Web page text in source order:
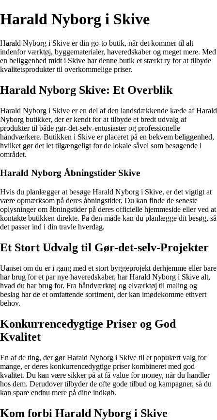
Harald Nyborg i Skive
Harald Nyborg i Skive er din go-to butik, når det kommer til alt
indenfor værktøj, byggematerialer, haveredskaber og meget mere. Med
en beliggenhed midt i Skive har denne butik et stærkt ry for at tilbyde
kvalitetsprodukter til overkommelige priser.
Harald Nyborg Skive: Et Overblik
Harald Nyborg i Skive er en del af den landsdækkende kæde af Harald
Nyborg butikker, der er kendt for at tilbyde et bredt udvalg af
produkter til både gør-det-selv-entusiaster og professionelle
håndværkere. Butikken i Skive er placeret på en bekvem beliggenhed,
hvilket gør det let tilgængeligt for de lokale såvel som besøgende i
området.
Harald Nyborg Åbningstider Skive
Hvis du planlægger at besøge Harald Nyborg i Skive, er det vigtigt at
være opmærksom på deres åbningstider. Du kan finde de seneste
oplysninger om åbningstider på deres officielle hjemmeside eller ved at
kontakte butikken direkte. På den måde kan du planlægge dit besøg, så
det passer ind i din travle hverdag.
Et Stort Udvalg til Gør-det-selv-Projekter
Uanset om du er i gang med et stort byggeprojekt derhjemme eller bare
har brug for et par nye haveredskaber, har Harald Nyborg i Skive alt,
hvad du har brug for. Fra håndværktøj og elværktøj til maling og
beslag har de et omfattende sortiment, der kan imødekomme ethvert
behov.
Konkurrencedygtige Priser og God
Kvalitet
En af de ting, der gør Harald Nyborg i Skive til et populært valg for
mange, er deres konkurrencedygtige priser kombineret med god
kvalitet. Du kan være sikker på at få value for money, når du handler
hos dem. Derudover tilbyder de ofte gode tilbud og kampagner, så du
kan spare endnu mere på dine indkøb.
Kom forbi Harald Nyborg i Skive